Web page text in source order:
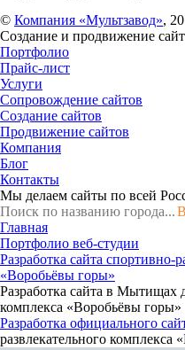
© Компания «Мультзавод»,
Создание и продвижение
Портфолио
Прайс-лист
Услуги
Сопровождение сайтов
Создание сайтов
Продвижение сайтов
Компания
Блог
Контакты
Мы делаем сайты по всей
Главная
Портфолио веб-студии
Разработка сайта спортивно-
«Воробьёвы горы»
Разработка сайта в Мытищах
комплекса «Воробьёвы горы»
Разработка официального
развлекательного комплекса